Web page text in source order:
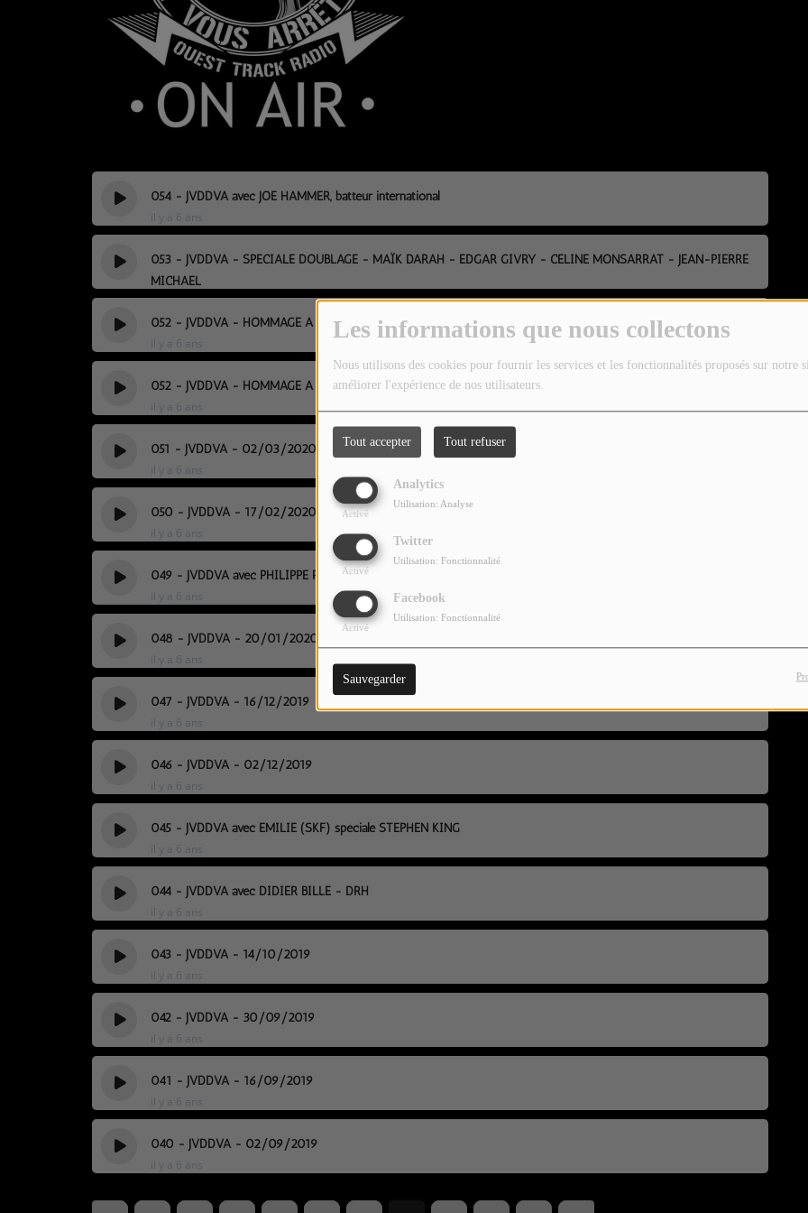
Les informations que nous collectons
Nous utilisons des cookies pour fournir les services et les fonctionnalités proposés sur notre
améliorer l'expérience de nos utilisateurs.
Tout accepter Tout refuser
Analytics
Activé
Utilisation: Analyse
Twitter
Activé
Utilisation: Fonctionnalité
Facebook
Activé
Utilisation: Fonctionnalité
Sauvegarder
TOUTES LES ÉMISSIONS
TOUS LES PODCASTS
LES ATELIERS PÉDAGOGIQUES
COMMUNIQUEZ SUR OUEST
TRACK
LE T'CHAT
LES JEUX-CONCOURS
CONTACTEZ-NOUS !
054 - JVDDVA avec JOE HAMMER, batteur international
il y a 6 ans
053 - JVDDVA - SPECIALE DOUBLAGE - MAÏK DARAH - EDGAR GIVRY - CELINE MONSARRAT - JEAN-PIERRE
MICHAEL
il y a 6 ans
052 - JVDDVA - HOMMAGE A MICKAËL LESPAGNOL (version longue)
il y a 6 ans
052 - JVDDVA - HOMMAGE A MICKAËL LESPAGNOL (version courte)
il y a 6 ans
051 - JVDDVA - 02/03/2020
il y a 6 ans
050 - JVDDVA - 17/02/2020
il y a 6 ans
049 - JVDDVA avec PHILIPPE PAUMELLE et NICOLAS NOGUIER spéciale LE REFUGE
il y a 6 ans
048 - JVDDVA - 20/01/2020
il y a 6 ans
047 - JVDDVA - 16/12/2019
il y a 6 ans
046 - JVDDVA - 02/12/2019
il y a 6 ans
045 - JVDDVA avec EMILIE (SKF) spéciale STEPHEN KING
il y a 6 ans
044 - JVDDVA avec DIDIER BILLE - DRH
il y a 6 ans
043 - JVDDVA - 14/10/2019
il y a 6 ans
042 - JVDDVA - 30/09/2019
il y a 6 ans
041 - JVDDVA - 16/09/2019
il y a 6 ans
040 - JVDDVA - 02/09/2019
il y a 6 ans